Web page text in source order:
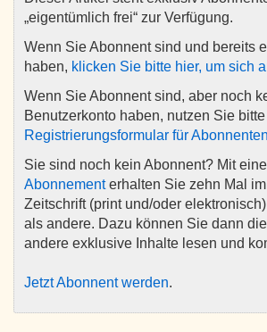
„eigentümlich frei“ zur Verfügung.
Wenn Sie Abonnent sind und bereits
haben, klicken Sie bitte hier, um sich
Wenn Sie Abonnent sind, aber noch
Benutzerkonto haben, nutzen Sie
Registrierungsformular für Abonnenten
Sie sind noch kein Abonnent? Mit
Abonnementerhalten Sie zehn Mal
Zeitschrift (print und/oder
als andere. Dazu können Sie dann
andere exklusive Inhalte lesen und
Jetzt Abonnent werden.